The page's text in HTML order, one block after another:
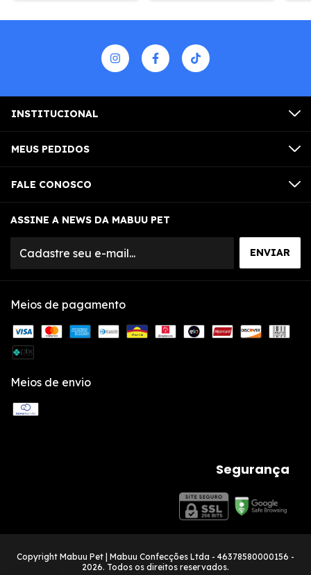
INSTITUCIONAL
MEUS PEDIDOS
FALE CONOSCO
ASSINE A NEWS DA MABUU PET
Meios de pagamento
Meios de envio
Segurança
Copyright Mabuu Pet | Mabuu Confecções Ltda - 46378580000156 -
2026. Todos os direitos reservados.